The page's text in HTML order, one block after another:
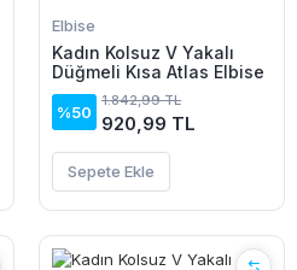
Elbise
Kadın Kolsuz V Yakalı
Düğmeli Kısa Atlas Elbise
%50
1.842,99 TL
920,99 TL
Sepete Ekle